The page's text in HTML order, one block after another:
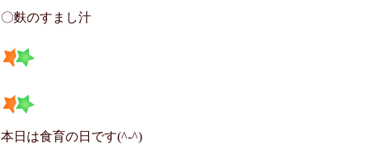
〇麩のすまし汁
本日は食育の日です(^-^)